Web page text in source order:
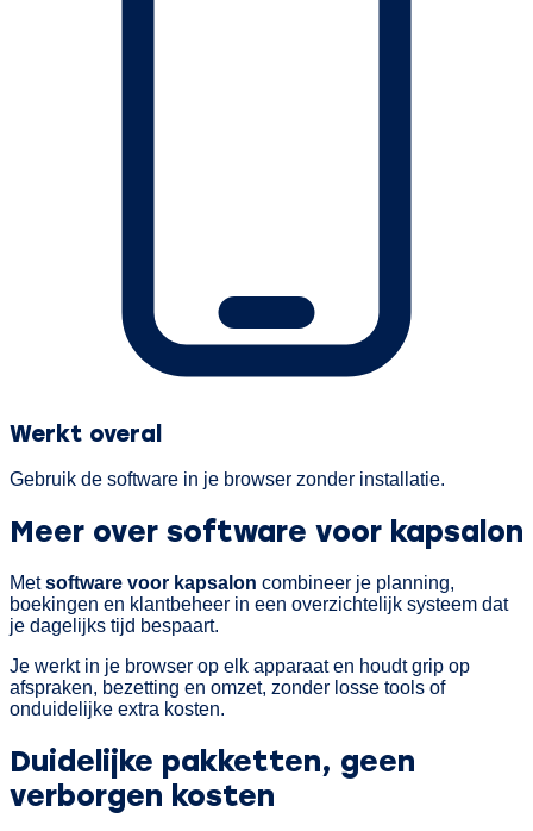
Werkt overal
Gebruik de software in je browser zonder installatie.
Meer over software voor kapsalon
Metsoftware voor kapsalon combineer je planning,
boekingen en klantbeheer in een overzichtelijk systeem dat
je dagelijks tijd bespaart.
Je werkt in je browser op elk apparaat en houdt grip op
afspraken, bezetting en omzet, zonder losse tools of
onduidelijke extra kosten.
Duidelijke pakketten, geen
verborgen kosten